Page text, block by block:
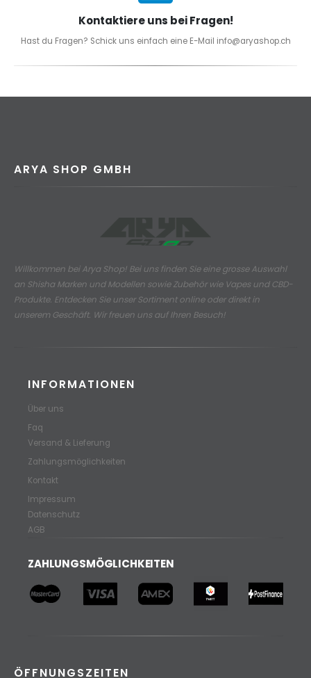
Kontaktiere uns bei Fragen!
Hast du Fragen? Schick uns einfach eine E-Mail info@aryashop.ch
ARYA SHOP GMBH
Willkommen bei Arya Shop! Bei uns finden Sie eine grosse Auswahl
an Shisha Marken und Modellen sowie Zubehör wie Vapes und CBD-
Produkte. Entdecken Sie unser Sortiment online oder direkt in
unserem Geschäft. Wir freuen uns auf Ihren Besuch!
INFORMATIONEN
Über uns
Faq
Versand & Lieferung
Zahlungsmöglichkeiten
Kontakt
Impressum
Datenschutz
AGB
ZAHLUNGSMÖGLICHKEITEN
ÖFFNUNGSZEITEN